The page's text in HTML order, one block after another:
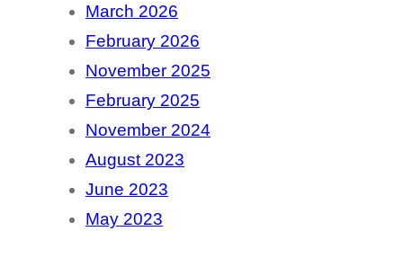
March 2026
February 2026
November 2025
February 2025
November 2024
August 2023
June 2023
May 2023